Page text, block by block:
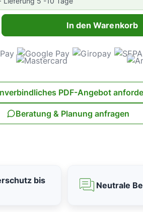
Anzahl: Gib den gewünschten
In den Warenkorb
PDF-Angebot
Beratung & Planung anfragen
bis
Neutrale